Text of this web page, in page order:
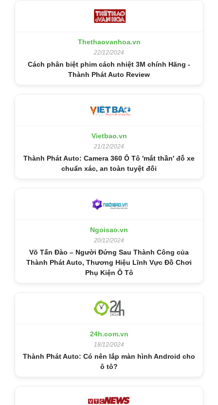
Thethaovanhoa.vn
22/12/2024
Cách phân biệt phim cách nhiệt 3M chính Hãng -
Thành Phát Auto Review
Vietbao.vn
21/12/2024
Thành Phát Auto: Camera 360 Ô Tô 'mắt thần' đỗ xe
chuẩn xác, an toàn tuyệt đối
Ngoisao.vn
20/12/2024
Võ Tấn Đào – Người Đứng Sau Thành Công của
Thành Phát Auto, Thương Hiệu Lĩnh Vực Đồ Chơi
Phụ Kiện Ô Tô
24h.com.vn
18/12/2024
Thành Phát Auto: Có nên lắp màn hình Android cho
ô tô?